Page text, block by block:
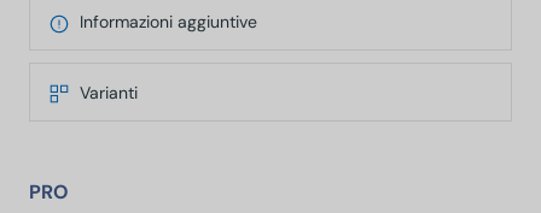
Informazioni aggiuntive
Varianti
PRO